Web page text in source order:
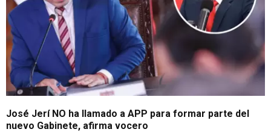
José Jerí NO ha llamado a APP para formar parte del
nuevo Gabinete, afirma vocero